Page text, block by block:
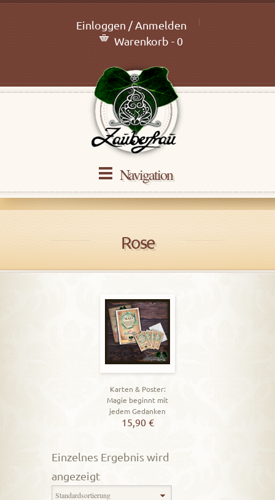
Einloggen / Anmelden
Warenkorb - 0
Navigation
Rose
Karten & Poster:
Magie beginnt mit
jedem Gedanken
15,90 €
Einzelnes Ergebnis wird
angezeigt